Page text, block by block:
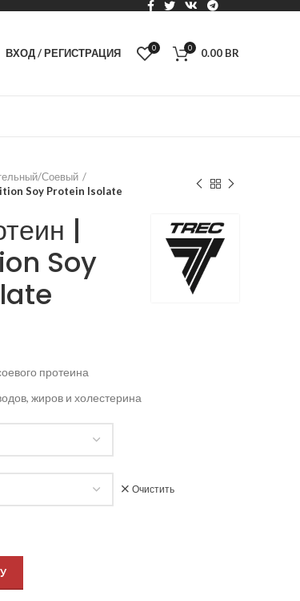
ВХОД / РЕГИСТРАЦИЯ 0 0 0.00 BR
Соевый
Soy Protein Isolate
|
Soy
протеина
жиров и холестерина
Очистить